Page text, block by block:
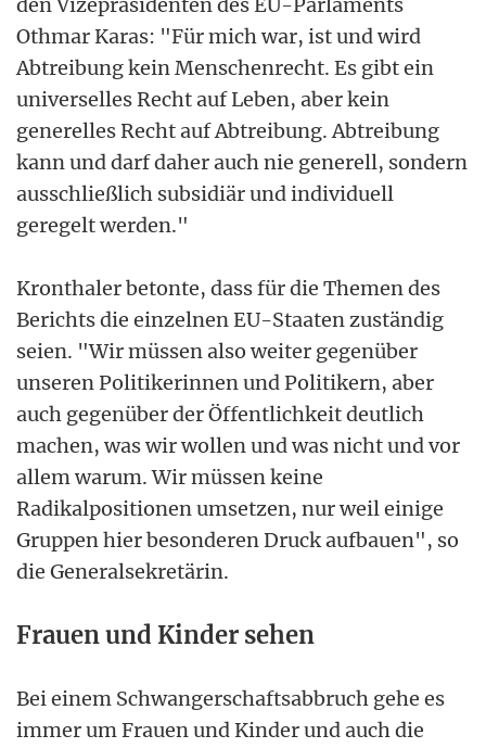
den Vizepräsidenten des EU-Parlaments
Othmar Karas: "Für mich war, ist und wird
Abtreibung kein Menschenrecht. Es gibt ein
universelles Recht auf Leben, aber kein
generelles Recht auf Abtreibung. Abtreibung
kann und darf daher auch nie generell, sondern
ausschließlich subsidiär und individuell
geregelt werden."
Kronthaler betonte, dass für die Themen des
Berichts die einzelnen EU-Staaten zuständig
seien. "Wir müssen also weiter gegenüber
unseren Politikerinnen und Politikern, aber
auch gegenüber der Öffentlichkeit deutlich
machen, was wir wollen und was nicht und vor
allem warum. Wir müssen keine
Radikalpositionen umsetzen, nur weil einige
Gruppen hier besonderen Druck aufbauen", so
die Generalsekretärin.
Frauen und Kinder sehen
Bei einem Schwangerschaftsabbruch gehe es
immer um Frauen und Kinder und auch die